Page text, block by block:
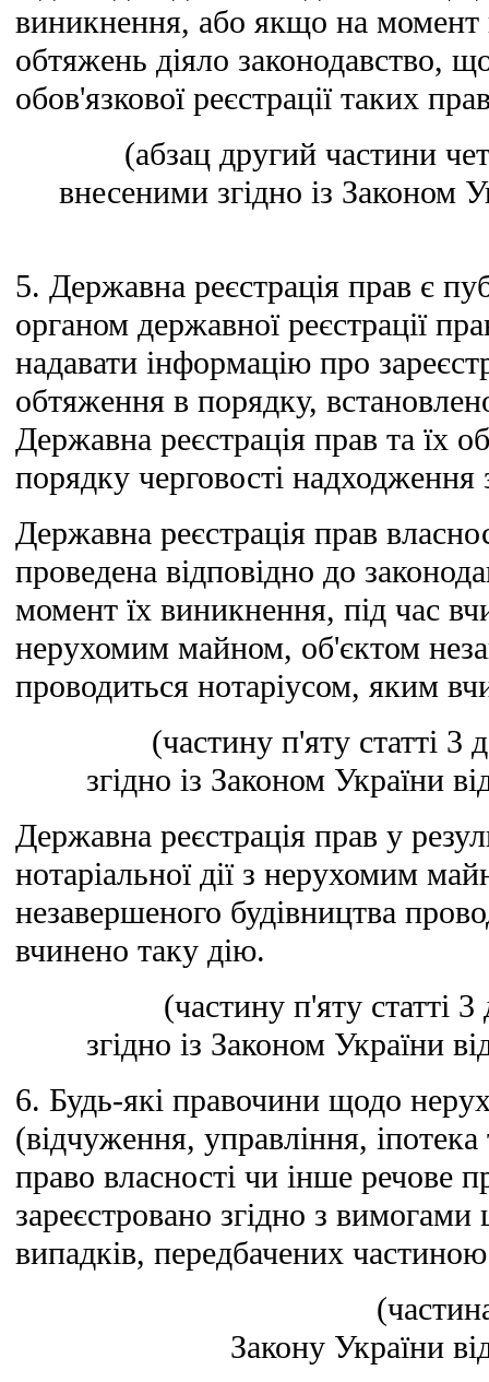
виникнення, або якщо на момент
обтяжень діяло законодавство,
обов'язкової реєстрації таких
(абзац другий частини
внесеними згідно із Законом
5. Державна реєстрація прав є
органом державної реєстрації
надавати інформацію про
обтяження в порядку,
Державна реєстрація прав та їх
порядку черговості надходження
Державна реєстрація прав
проведена відповідно до
момент їх виникнення, під час
нерухомим майном, об'єктом
проводиться нотаріусом, яким
(частину п'яту статті
згідно із Законом України
Державна реєстрація прав у
нотаріальної дії з нерухомим
незавершеного будівництва
вчинено таку дію.
(частину п'яту статті
згідно із Законом України
6. Будь-які правочини щодо
(відчуження, управління,
право власності чи інше речове
зареєстровано згідно з вимогами
випадків, передбачених частиною
Закону України